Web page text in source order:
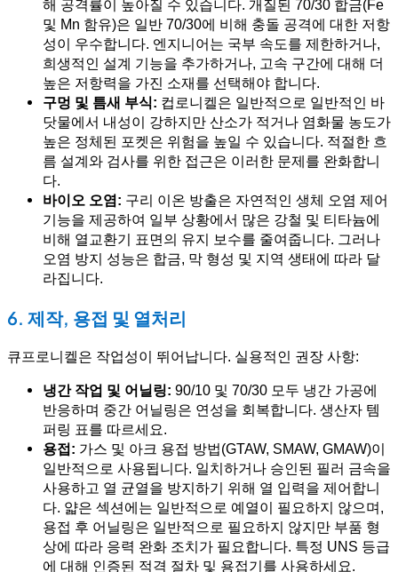
해 공격률이 높아질 수 있습니다. 개질된 70/30 합금(Fe
및 Mn 함유)은 일반 70/30에 비해 충돌 공격에 대한 저항
성이 우수합니다. 엔지니어는 국부 속도를 제한하거나,
희생적인 설계 기능을 추가하거나, 고속 구간에 대해 더
높은 저항력을 가진 소재를 선택해야 합니다.
구멍 및 틈새 부식: 컵로니켈은 일반적으로 일반적인 바
닷물에서 내성이 강하지만 산소가 적거나 염화물 농도가
높은 정체된 포켓은 위험을 높일 수 있습니다. 적절한 흐
름 설계와 검사를 위한 접근은 이러한 문제를 완화합니
다.
바이오 오염: 구리 이온 방출은 자연적인 생체 오염 제어
기능을 제공하여 일부 상황에서 많은 강철 및 티타늄에
비해 열교환기 표면의 유지 보수를 줄여줍니다. 그러나
오염 방지 성능은 합금, 막 형성 및 지역 생태에 따라 달
라집니다.
6. 제작, 용접 및 열처리
큐프로니켈은 작업성이 뛰어납니다. 실용적인 권장 사항:
냉간 작업 및 어닐링: 90/10 및 70/30 모두 냉간 가공에
반응하며 중간 어닐링은 연성을 회복합니다. 생산자 템
퍼링 표를 따르세요.
용접: 가스 및 아크 용접 방법(GTAW, SMAW, GMAW)이
일반적으로 사용됩니다. 일치하거나 승인된 필러 금속을
사용하고 열 균열을 방지하기 위해 열 입력을 제어합니
다. 얇은 섹션에는 일반적으로 예열이 필요하지 않으며,
용접 후 어닐링은 일반적으로 필요하지 않지만 부품 형
상에 따라 응력 완화 조치가 필요합니다. 특정 UNS 등급
에 대해 인증된 적격 절차 및 용접기를 사용하세요.